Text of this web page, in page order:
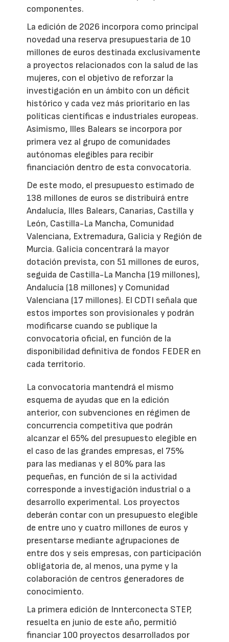
componentes.
La edición de 2026 incorpora como principal
novedad una reserva presupuestaria de 10
millones de euros destinada exclusivamente
a proyectos relacionados con la salud de las
mujeres, con el objetivo de reforzar la
investigación en un ámbito con un déficit
histórico y cada vez más prioritario en las
políticas científicas e industriales europeas.
Asimismo, Illes Balears se incorpora por
primera vez al grupo de comunidades
autónomas elegibles para recibir
financiación dentro de esta convocatoria.
De este modo, el presupuesto estimado de
138 millones de euros se distribuirá entre
Andalucía, Illes Balears, Canarias, Castilla y
León, Castilla-La Mancha, Comunidad
Valenciana, Extremadura, Galicia y Región de
Murcia. Galicia concentrará la mayor
dotación prevista, con 51 millones de euros,
seguida de Castilla-La Mancha (19 millones),
Andalucía (18 millones) y Comunidad
Valenciana (17 millones). El CDTI señala que
estos importes son provisionales y podrán
modificarse cuando se publique la
convocatoria oficial, en función de la
disponibilidad definitiva de fondos FEDER en
cada territorio.
La convocatoria mantendrá el mismo
esquema de ayudas que en la edición
anterior, con subvenciones en régimen de
concurrencia competitiva que podrán
alcanzar el 65% del presupuesto elegible en
el caso de las grandes empresas, el 75%
para las medianas y el 80% para las
pequeñas, en función de si la actividad
corresponde a investigación industrial o a
desarrollo experimental. Los proyectos
deberán contar con un presupuesto elegible
de entre uno y cuatro millones de euros y
presentarse mediante agrupaciones de
entre dos y seis empresas, con participación
obligatoria de, al menos, una pyme y la
colaboración de centros generadores de
conocimiento.
La primera edición de Innterconecta STEP,
resuelta en junio de este año, permitió
financiar 100 proyectos desarrollados por